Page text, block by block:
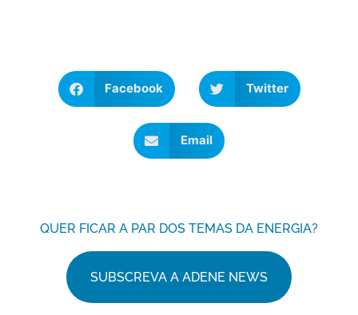
Facebook Twitter
Email
QUER FICAR A PAR DOS TEMAS DA ENERGIA?
SUBSCREVA A ADENE NEWS